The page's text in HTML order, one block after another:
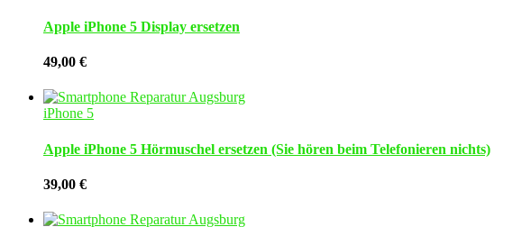
Apple iPhone 5 Display ersetzen
49,00 €
iPhone 5
Apple iPhone 5 Hörmuschel ersetzen (Sie hören beim Telefonieren nichts)
39,00 €